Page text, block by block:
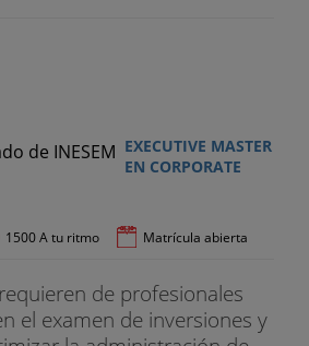
EXECUTIVE MASTER
EN CORPORATE
1500 A tu ritmo Matrícula abierta
de profesionales
el examen de inversiones y